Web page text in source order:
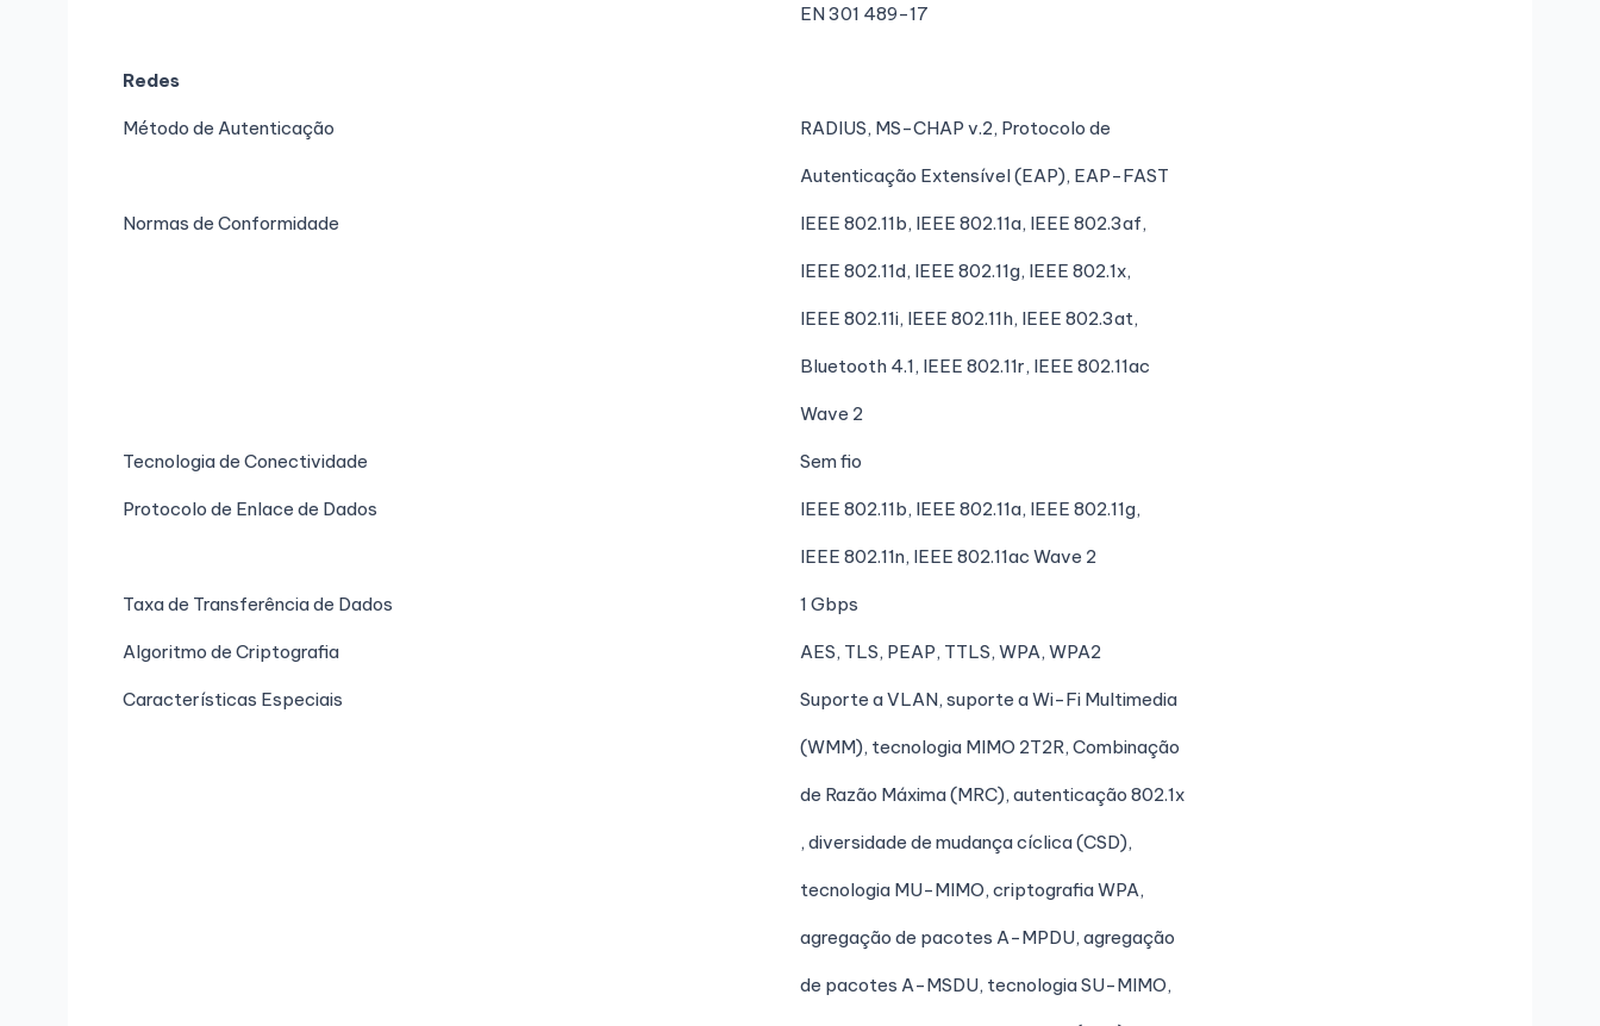
EN 301 489-17
Redes
Método de Autenticação RADIUS, MS-CHAP v.2, Protocolo de
Autenticação Extensível (EAP), EAP-FAST
Normas de Conformidade IEEE 802.11b, IEEE 802.11a, IEEE 802.3af,
IEEE 802.11d, IEEE 802.11g, IEEE 802.1x,
IEEE 802.11i, IEEE 802.11h, IEEE 802.3at,
Bluetooth 4.1, IEEE 802.11r, IEEE 802.11ac
Wave 2
Tecnologia de Conectividade Sem fio
Protocolo de Enlace de Dados IEEE 802.11b, IEEE 802.11a, IEEE 802.11g,
IEEE 802.11n, IEEE 802.11ac Wave 2
Taxa de Transferência de Dados 1 Gbps
Algoritmo de Criptografia AES, TLS, PEAP, TTLS, WPA, WPA2
Características Especiais Suporte a VLAN, suporte a Wi-Fi Multimedia
(WMM), tecnologia MIMO 2T2R, Combinação
de Razão Máxima (MRC), autenticação 802.1x
, diversidade de mudança cíclica (CSD),
tecnologia MU-MIMO, criptografia WPA,
agregação de pacotes A-MPDU, agregação
de pacotes A-MSDU, tecnologia SU-MIMO,